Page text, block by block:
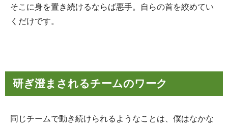
そこに身を置き続けるならば悪手。自らの首を絞めてい
くだけです。
研ぎ澄まされるチームのワーク
同じチームで動き続けられるようなことは、僕はなかな